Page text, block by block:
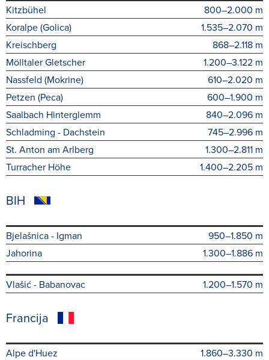
Kitzbühel
800–2.000 m
Koralpe (Golica)
1.535–2.070 m
Kreischberg
868–2.118 m
Mölltaler Gletscher
1.200–3.122 m
Nassfeld (Mokrine)
610–2.020 m
Petzen (Peca)
600–1.900 m
Saalbach Hinterglemm
840–2.096 m
Schladming - Dachstein
745–2.996 m
St. Anton am Arlberg
1.300–2.811 m
Turracher Höhe
1.400–2.205 m
BIH
Bjelašnica - Igman
950–1.850 m
Jahorina
1.300–1.886 m
Vlašić - Babanovac 1.200–1.570 m
Francija
Alpe d'Huez
1.860–3.330 m